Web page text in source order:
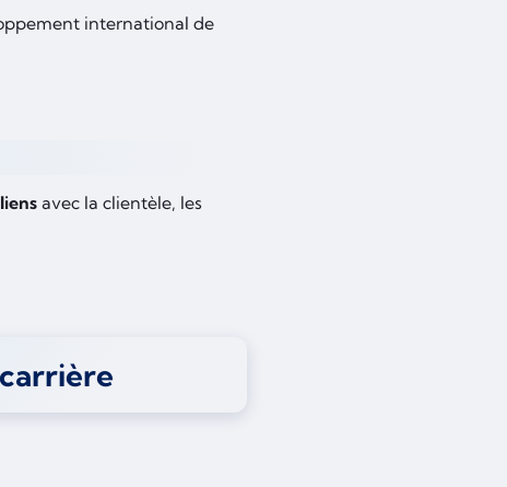
international de
avec la clientèle, les